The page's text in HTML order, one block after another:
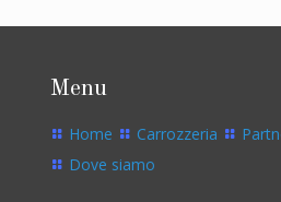
Menu
Home Carrozzeria
Dove siamo